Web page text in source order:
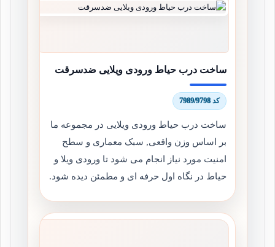
ساخت درب حیاط ورودی ویلایی ضدسرقت
کد 7989/9798
ساخت درب حیاط ورودی ویلایی در مجموعه ما
بر اساس وزن واقعی, سبک معماری و سطح
امنیت مورد نیاز انجام می شود تا ورودی ویلا و
حیاط در نگاه اول حرفه ای و مطمئن دیده شود.